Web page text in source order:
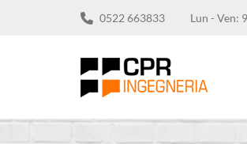
0522 663833 Lun -